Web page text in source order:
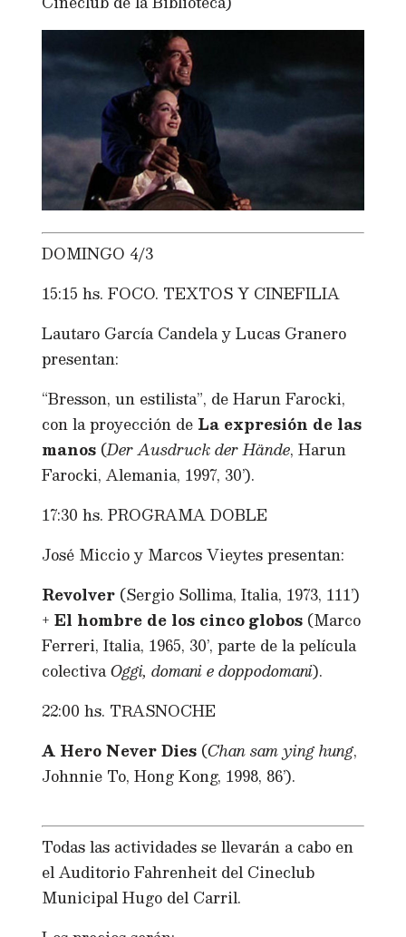
DOMINGO 4/3
15:15 hs. FOCO. TEXTOS Y CINEFILIA
Lautaro García Candela y Lucas Granero
presentan:
“Bresson, un estilista”, de Harun Farocki,
con la proyección de La expresión de las
manos (Der Ausdruck der Hände, Harun
Farocki, Alemania, 1997, 30’).
17:30 hs. PROGRAMA DOBLE
José Miccio y Marcos Vieytes presentan:
Revolver (Sergio Sollima, Italia, 1973, 111’)
+El hombre de los cinco globos (Marco
Ferreri, Italia, 1965, 30’, parte de la película
colectivaOggi, domani e doppodomani).
22:00 hs. TRASNOCHE
A Hero Never Dies (Chan sam ying hung,
Johnnie To, Hong Kong, 1998, 86’).
Todas las actividades se llevarán a cabo en
el Auditorio Fahrenheit del Cineclub
Municipal Hugo del Carril.